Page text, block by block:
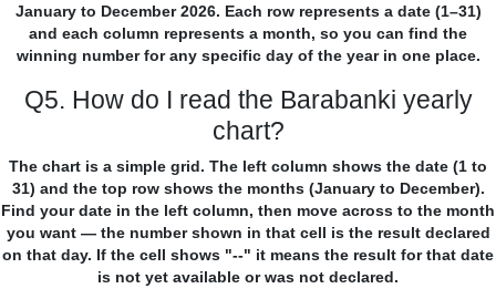
January to December 2026. Each row represents a date (1–31)
and each column represents a month, so you can find the
winning number for any specific day of the year in one place.
Q5. How do I read the Barabanki yearly
chart?
The chart is a simple grid. The left column shows the date (1 to
31) and the top row shows the months (January to December).
Find your date in the left column, then move across to the month
you want — the number shown in that cell is the result declared
on that day. If the cell shows "--" it means the result for that date
is not yet available or was not declared.